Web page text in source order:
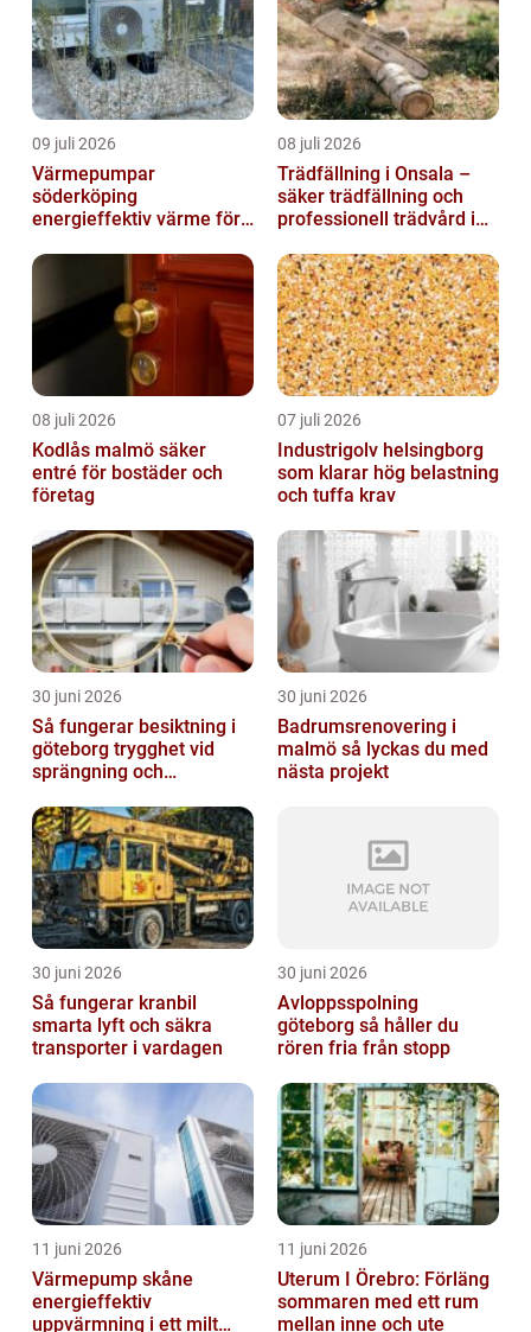
09 juli 2026
Värmepumpar
söderköping
energieffektiv värme för
08 juli 2026
Trädfällning i Onsala –
säker trädfällning och
professionell trädvård i
08 juli 2026
Kodlås malmö säker
entré för bostäder och
företag
07 juli 2026
Industrigolv helsingborg
som klarar hög belastning
och tuffa krav
30 juni 2026
Så fungerar besiktning i
göteborg trygghet vid
sprängning och
30 juni 2026
Badrumsrenovering i
malmö så lyckas du med
nästa projekt
30 juni 2026
Så fungerar kranbil
smarta lyft och säkra
transporter i vardagen
30 juni 2026
Avloppsspolning
göteborg så håller du
rören fria från stopp
11 juni 2026
Värmepump skåne
energieffektiv
uppvärmning i ett milt
11 juni 2026
Uterum I Örebro: Förläng
sommaren med ett rum
mellan inne och ute